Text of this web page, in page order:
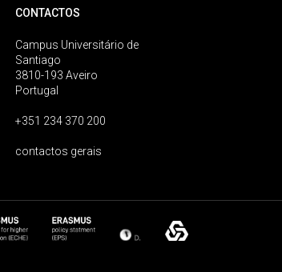
CONTACTOS
Campus Universitário de
Santiago
3810-193 Aveiro
Portugal
+351 234 370 200
contactos gerais